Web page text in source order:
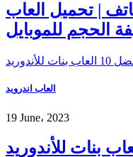
| تحميل العاب
الحجم للموبايل
العاب اندرويد
19 June، 2023